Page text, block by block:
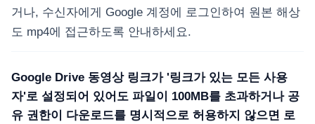
거나, 수신자에게 Google 계정에 로그인하여 원본 해상
도 mp4에 접근하도록 안내하세요.
Google Drive 동영상 링크가 '링크가 있는 모든 사용
자'로 설정되어 있어도 파일이 100MB를 초과하거나 공
유 권한이 다운로드를 명시적으로 허용하지 않으면 로